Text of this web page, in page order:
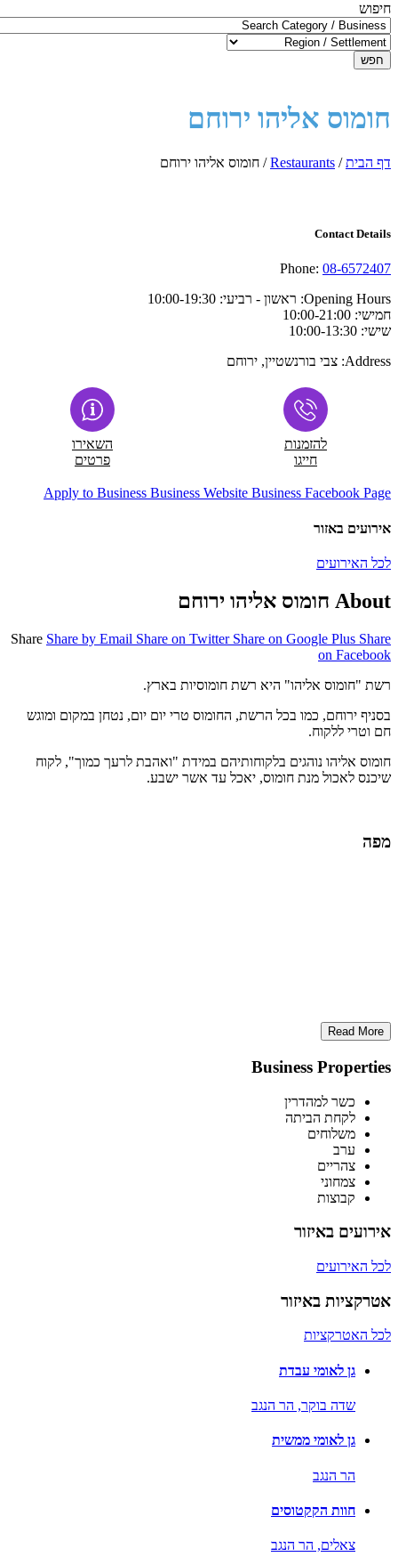
חיפוש
חפש
חומוס אליהו ירוחם
דף הבית/
Restaurants
/ חומוס אליהו ירוחם
Contact Details
Phone: 08-6572407
Opening Hours: ראשון - רביעי: 10:00-19:30
חמישי: 10:00-21:00
שישי: 10:00-13:30
Address: צבי בורנשטיין, ירוחם
להזמנות
חייגו
השאירו
פרטים
Apply to Business Business Website Business Facebook Page
אירועים באזור
לכל האירועים
About חומוס אליהו ירוחם
Share Share by Email Share on Twitter Share on Google Plus Share
on Facebook
רשת "חומוס אליהו" היא רשת חומוסיות בארץ.
בסניף ירוחם, כמו בכל הרשת, החומוס טרי יום יום, נטחן במקום ומוגש
חם וטרי ללקוח.
חומוס אליהו נוהגים בלקוחותיהם במידת "ואהבת לרעך כמוך", לקוח
שיכנס לאכול מנת חומוס, יאכל עד אשר ישבע.
מפה
Read More
Business Properties
כשר למהדרין
לקחת הביתה
משלוחים
ערב
צהריים
צמחוני
קבוצות
אירועים באיזור
לכל האירועים
אטרקציות באיזור
לכל האטרקציות
גן לאומי עבדת
שדה בוקר, הר הנגב
גן לאומי ממשית
הר הנגב
חוות הקקטוסים
צאלים, הר הנגב